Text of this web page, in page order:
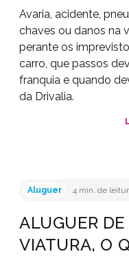
Avaria, acidente,
chaves ou danos na
perante os
carro, que passos
franquia e quando
da Drivalia.
Aluguer 4 min. de
ALUGUER
VIATURA, O